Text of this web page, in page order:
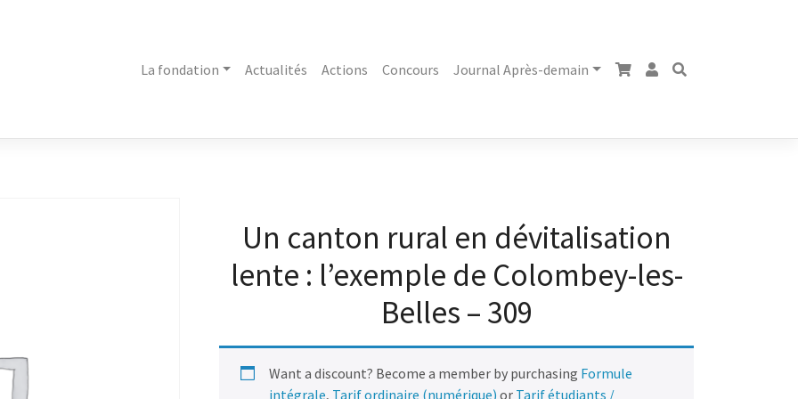
La fondation Actualités Actions Concours Journal Après-demain
Un canton rural en dévitalisation
lente : l’exemple de Colombey-les-
Belles – 309
Want a discount? Become a member by purchasing Formule
intégrale, Tarif ordinaire (numérique) or Tarif étudiants /